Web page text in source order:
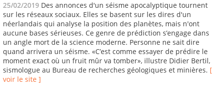
25/02/2019 Des annonces d'un séisme apocalyptique tournent
sur les réseaux sociaux. Elles se basent sur les dires d'un
néerlandais qui analyse la position des planètes, mais n'ont
aucune bases sérieuses. Ce genre de prédiction s’engage dans
un angle mort de la science moderne. Personne ne sait dire
quand arrivera un séisme. «C’est comme essayer de prédire le
moment exact où un fruit mûr va tomber», illustre Didier Bertil,
sismologue au Bureau de recherches géologiques et minières. [
voir le site ]